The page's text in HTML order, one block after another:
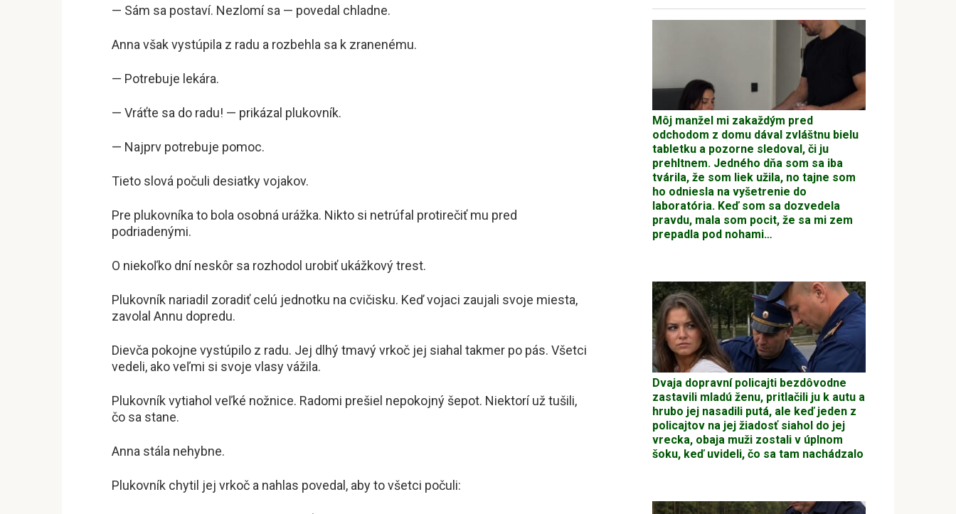
— Sám sa postaví. Nezlomí sa — povedal chladne.
Anna však vystúpila z radu a rozbehla sa k zranenému.
— Potrebuje lekára.
— Vráťte sa do radu! — prikázal plukovník.
— Najprv potrebuje pomoc.
Tieto slová počuli desiatky vojakov.
Pre plukovníka to bola osobná urážka. Nikto si netrúfal protirečiť mu pred
podriadenými.
O niekoľko dní neskôr sa rozhodol urobiť ukážkový trest.
Plukovník nariadil zoradiť celú jednotku na cvičisku. Keď vojaci zaujali svoje miesta,
zavolal Annu dopredu.
Dievča pokojne vystúpilo z radu. Jej dlhý tmavý vrkoč jej siahal takmer po pás. Všetci
vedeli, ako veľmi si svoje vlasy vážila.
Plukovník vytiahol veľké nožnice. Rado­mi prešiel nepokojný šepot. Niektorí už tušili,
čo sa stane.
Anna stála nehybne.
Plukovník chytil jej vrkoč a nahlas povedal, aby to všetci počuli:
Môj manžel mi zakaždým pred
odchodom z domu dával zvláštnu bielu
tabletku a pozorne sledoval, či ju
prehltnem. Jedného dňa som sa iba
tvárila, že som liek užila, no tajne som
ho odniesla na vyšetrenie do
laboratória. Keď som sa dozvedela
pravdu, mala som pocit, že sa mi zem
prepadla pod nohami…
Dvaja dopravní policajti bezdôvodne
zastavili mladú ženu, pritlačili ju k autu a
hrubo jej nasadili putá, ale keď jeden z
policajtov na jej žiadosť siahol do jej
vrecka, obaja muži zostali v úplnom
šoku, keď uvideli, čo sa tam nachádzalo